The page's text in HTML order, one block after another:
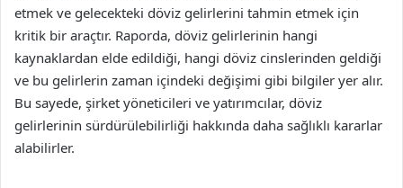
etmek ve gelecekteki döviz gelirlerini tahmin etmek için
kritik bir araçtır. Raporda, döviz gelirlerinin hangi
kaynaklardan elde edildiği, hangi döviz cinslerinden geldiği
ve bu gelirlerin zaman içindeki değişimi gibi bilgiler yer alır.
Bu sayede, şirket yöneticileri ve yatırımcılar, döviz
gelirlerinin sürdürülebilirliği hakkında daha sağlıklı kararlar
alabilirler.